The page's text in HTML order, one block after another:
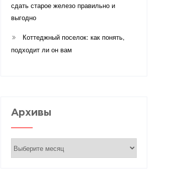
сдать старое железо правильно и
выгодно
Коттеджный поселок: как понять,
подходит ли он вам
Архивы